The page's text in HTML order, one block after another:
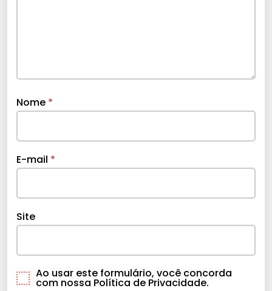
Nome *
E-mail *
Site
Ao usar este formulário, você concorda
com nossa Política de Privacidade.